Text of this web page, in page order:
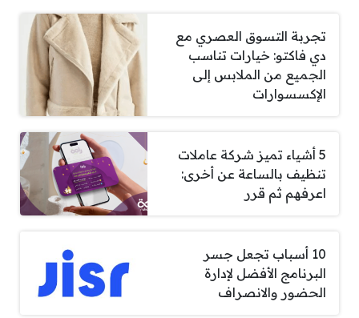
تجربة التسوق العصري مع
دي فاكتو: خيارات تناسب
الجميع من الملابس إلى
الإكسسوارات
5 أشياء تميز شركة عاملات
تنظيف بالساعة عن أخرى:
اعرفهم ثم قرر
10 أسباب تجعل جسر
البرنامج الأفضل لإدارة
الحضور والانصراف